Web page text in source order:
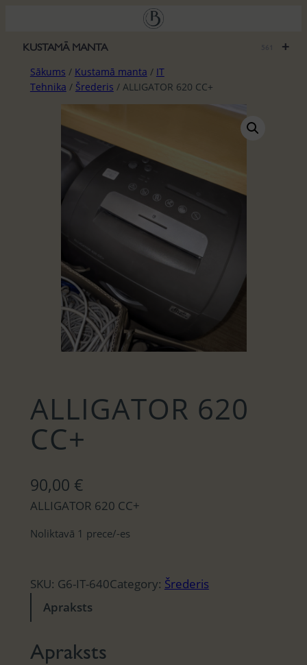
saturu
+
KUSTAMĀ MANTA
Sākums / Kustamā manta / IT
Tehnika / Šrederis / ALLIGATOR 620 CC+
ALLIGATOR 620
CC+
90,00 €
ALLIGATOR 620 CC+
Noliktavā 1 prece/-es
SKU: G6-IT-640Category: Šrederis
Apraksts
Apraksts